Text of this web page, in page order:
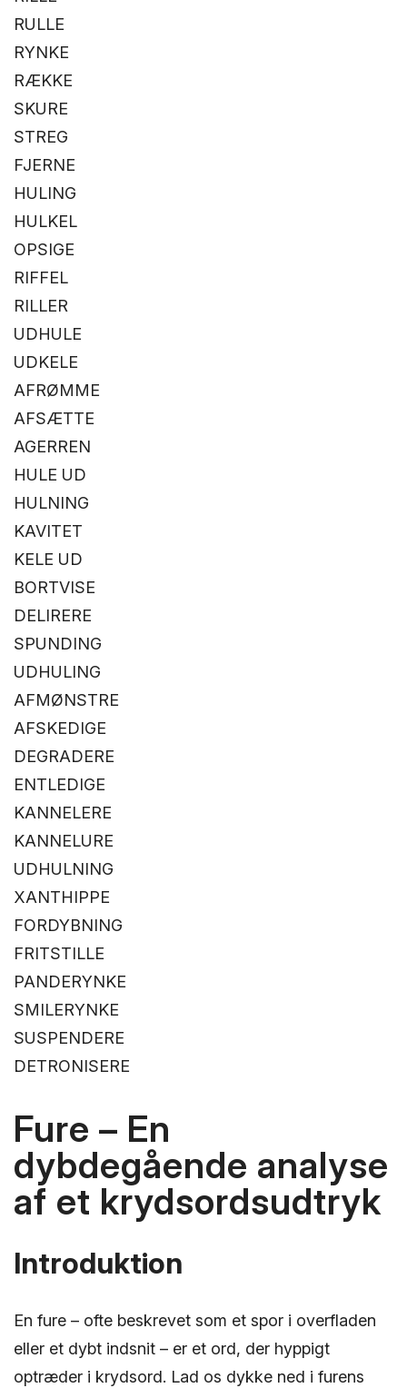
RULLE
RYNKE
RÆKKE
SKURE
STREG
FJERNE
HULING
HULKEL
OPSIGE
RIFFEL
RILLER
UDHULE
UDKELE
AFRØMME
AFSÆTTE
AGERREN
HULE UD
HULNING
KAVITET
KELE UD
BORTVISE
DELIRERE
SPUNDING
UDHULING
AFMØNSTRE
AFSKEDIGE
DEGRADERE
ENTLEDIGE
KANNELERE
KANNELURE
UDHULNING
XANTHIPPE
FORDYBNING
FRITSTILLE
PANDERYNKE
SMILERYNKE
SUSPENDERE
DETRONISERE
Fure – En
dybdegående analyse
af et krydsordsudtryk
Introduktion
En fure – ofte beskrevet som et spor i overfladen
eller et dybt indsnit – er et ord, der hyppigt
optræder i krydsord. Lad os dykke ned i furens